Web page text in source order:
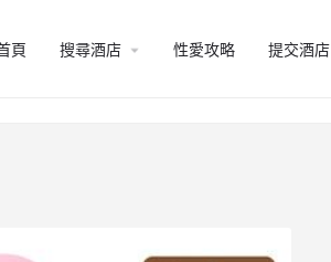
頁 搜尋酒店 arrow_drop_down 性愛攻略 提交酒店